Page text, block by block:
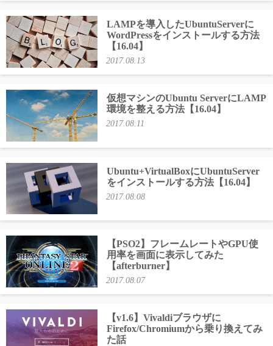
LAMPを導入したUbuntuServerに
WordPressをインストールする方法
【16.04】
2017.08.13
仮想マシンのUbuntu ServerにLAMP
環境を整える方法【16.04】
2017.08.11
Ubuntu+VirtualBoxにUbuntuServer
をインストールする方法【16.04】
2017.08.08
【PSO2】フレームレートやGPU使
用率を画面に表示してみた
【afterburner】
2017.08.07
【v1.6】Vivaldiブラウザに
Firefox/Chromiumから乗り換えてみ
た話